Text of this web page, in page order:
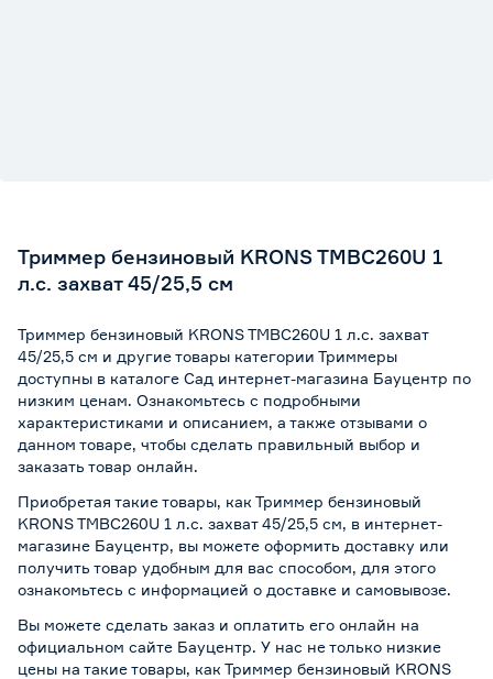
Триммер бензиновый KRONS TMBC260U 1
л.с. захват 45/25,5 см
Триммер бензиновый KRONS TMBC260U 1 л.с. захват
45/25,5 см и другие товары категории Триммеры
доступны в каталоге Сад интернет-магазина Бауцентр по
низким ценам. Ознакомьтесь с подробными
характеристиками и описанием, а также отзывами о
данном товаре, чтобы сделать правильный выбор и
заказать товар онлайн.
Приобретая такие товары, как Триммер бензиновый
KRONS TMBC260U 1 л.с. захват 45/25,5 см, в интернет-
магазине Бауцентр, вы можете оформить доставку или
получить товар удобным для вас способом, для этого
ознакомьтесь с информацией о доставке и самовывозе.
Вы можете сделать заказ и оплатить его онлайн на
официальном сайте Бауцентр. У нас не только низкие
цены на такие товары, как Триммер бензиновый KRONS